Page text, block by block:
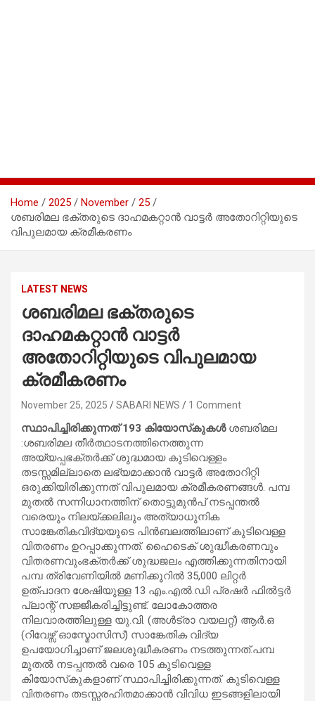
Home 2025 November
25
ശബരിമല ഭക്തരുടെ ദാഹമകറ്റാന്‍ വാട്ടര്‍ അതോറിറ്റിയുടെ
വിപുലമായ ക്രമീകരണം
LATEST NEWS
ശബരിമല ഭക്തരുടെ
ദാഹമകറ്റാന്‍ വാട്ടര്‍
അതോറിറ്റിയുടെ വിപുലമായ
ക്രമീകരണം
November 25, 2025 SABARI NEWS 1 Comment
സ്ഥാപിച്ചിരിക്കുന്നത് 193 കിയോസ്‌കുകള്‍ശബരിമല
:ശബരിമല തീര്‍ത്ഥാടനത്തിനെത്തുന്ന
അയ്യപ്പഭക്തര്‍ക്ക് ശുദ്ധമായ കുടിവെള്ളം
തടസ്സമില്ലാതെ ലഭ്യമാക്കാന്‍ വാട്ടര്‍ അതോറിറ്റി
ഒരുക്കിയിരിക്കുന്നത് വിപുലമായ ക്രമീകരണങ്ങൾ. പമ്പ
മുതല്‍ സന്നിധാനത്തിന് തൊട്ടുമുന്‍പ് നടപ്പന്തല്‍
വരെയും നിലയ്ക്കലിലും അത്യാധുനിക
സാങ്കേതികവിദ്യയുടെ പിന്‍ബലത്തിലാണ് കുടിവെള്ള
വിതരണം ഉറപ്പാക്കുന്നത്. ഹൈടെക് ശുദ്ധീകരണവും
വിതരണവുംഭക്തര്‍ക്ക് ശുദ്ധജലം എത്തിക്കുന്നതിനായി
പമ്പ ത്രിവേണിയില്‍ മണിക്കൂറില്‍ 35,000 ലിറ്റര്‍
ഉത്പാദന ശേഷിയുള്ള 13 എം.എല്‍.ഡി പ്രഷര്‍ ഫില്‍ട്ടര്‍
പ്ലാന്റ് സജ്ജീകരിച്ചിട്ടുണ്ട്. ലോകോത്തര
നിലവാരത്തിലുള്ള യു.വി. (അള്‍ട്രാ വയലറ്റ്) ആര്‍.ഒ
(റിവേഴ്സ് ഓസ്മോസിസ്) സാങ്കേതിക വിദ്യ
ഉപയോഗിച്ചാണ് ജലശുദ്ധീകരണം നടത്തുന്നത്.പമ്പ
മുതല്‍ നടപ്പന്തല്‍ വരെ 105 കുടിവെള്ള
കിയോസ്‌കുകളാണ് സ്ഥാപിച്ചിരിക്കുന്നത്. കുടിവെള്ള
വിതരണം തടസ്സരഹിതമാക്കാന്‍ വിവിധ ഇടങ്ങളിലായി